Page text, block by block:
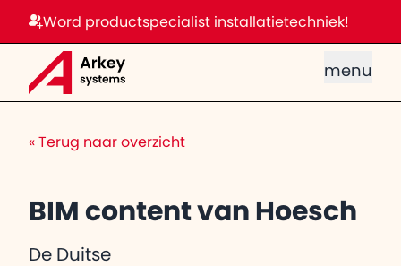
Word productspecialist installatietechniek!
menu
« Terug naar overzicht
BIM content van Hoesch
De Duitse